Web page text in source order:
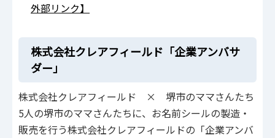
外部リンク】
株式会社クレアフィールド「企業アンバサ
ダー」
株式会社クレアフィールド × 堺市のママさんたち
5人の堺市のママさんたちに、お名前シールの製造・
販売を行う株式会社クレアフィールドの「企業アンバ